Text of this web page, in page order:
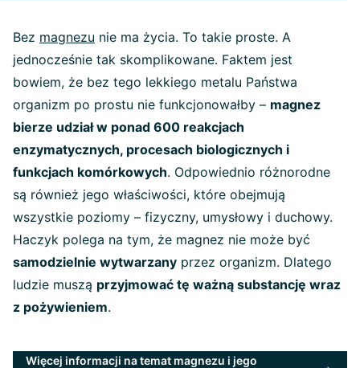
Bez magnezu nie ma życia. To takie proste. A
jednocześnie tak skomplikowane. Faktem jest
bowiem, że bez tego lekkiego metalu Państwa
organizm po prostu nie funkcjonowałby – magnez
bierze udział w ponad 600 reakcjach
enzymatycznych, procesach biologicznych i
funkcjach komórkowych. Odpowiednio różnorodne
są również jego właściwości, które obejmują
wszystkie poziomy – fizyczny, umysłowy i duchowy.
Haczyk polega na tym, że magnez nie może być
samodzielnie wytwarzany przez organizm. Dlatego
ludzie muszą przyjmować tę ważną substancję wraz
z pożywieniem.
Więcej informacji na temat magnezu i jego